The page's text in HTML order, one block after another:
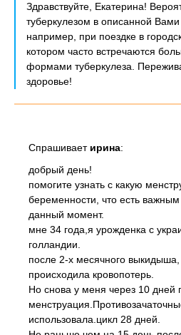
Здравствуйте, Екатерина!
туберкулезом в описанной
например, при поездке в
котором часто встречаются
формами туберкулеза.
здоровье!
Спрашивает ирина:
добрый день!
помогите узнать с какую
беременности, что есть
данный момент.
мне 34 года,я урожденка с
голландии.
после 2-х месячного
происходила кровопотерь.
Но снова у меня через 10 дней
использовала.цикл 28 дней.